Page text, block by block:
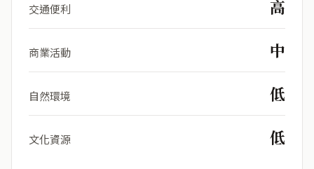
交通便利 高
商業活動 中
自然環境 低
文化資源 低